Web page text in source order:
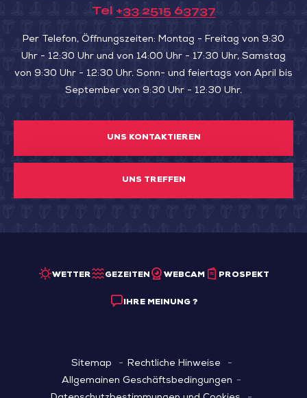
Tel +33 2515 63737
Per Telefon, Öffnungszeiten: Montag - Freitag von 9:30
Uhr - 12:30 Uhr und von 14:00 Uhr - 17:30 Uhr, Samstag
von 9:30 Uhr - 12:30 Uhr. Sonn- und feiertags von April bis
September von 9:30 Uhr - 12:30 Uhr.
UNS KONTAKTIEREN
UNS TREFFEN
WETTER GEZEITEN WEBCAM PROSPEKT
IHRE MEINUNG ?
Sitemap
Rechtliche Hinweise
Allgemainen Geschäftsbedingungen